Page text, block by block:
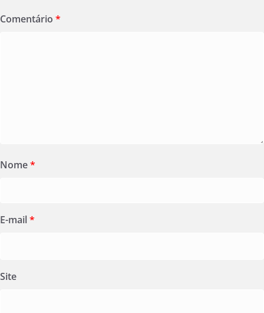
Comentário *
Nome*
E-mail*
Site